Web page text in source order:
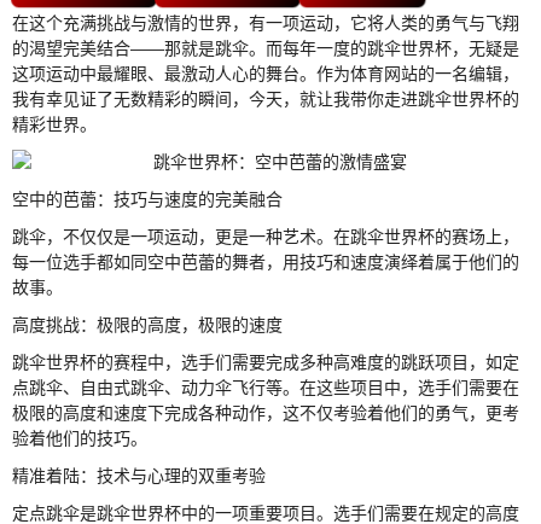
在这个充满挑战与激情的世界，有一项运动，它将人类的勇气与飞翔
的渴望完美结合——那就是跳伞。而每年一度的跳伞世界杯，无疑是
这项运动中最耀眼、最激动人心的舞台。作为体育网站的一名编辑，
我有幸见证了无数精彩的瞬间，今天，就让我带你走进跳伞世界杯的
精彩世界。
空中的芭蕾：技巧与速度的完美融合
跳伞，不仅仅是一项运动，更是一种艺术。在跳伞世界杯的赛场上，
每一位选手都如同空中芭蕾的舞者，用技巧和速度演绎着属于他们的
故事。
高度挑战：极限的高度，极限的速度
跳伞世界杯的赛程中，选手们需要完成多种高难度的跳跃项目，如定
点跳伞、自由式跳伞、动力伞飞行等。在这些项目中，选手们需要在
极限的高度和速度下完成各种动作，这不仅考验着他们的勇气，更考
验着他们的技巧。
精准着陆：技术与心理的双重考验
定点跳伞是跳伞世界杯中的一项重要项目。选手们需要在规定的高度